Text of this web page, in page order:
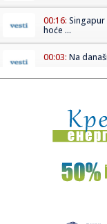
00:16:
hoće ...
00:03: Na
23:51:
belima 300...
23:48:Otišao iz